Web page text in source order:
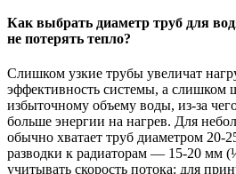
Как выбрать диаметр труб для
не потерять тепло?
Слишком узкие трубы увеличат
эффективность системы, а слишком
избыточному объему воды, из-за
больше энергии на нагрев. Для
обычно хватает труб диаметром
разводки к радиаторам — 15-20 мм
учитывать скорость потока: для